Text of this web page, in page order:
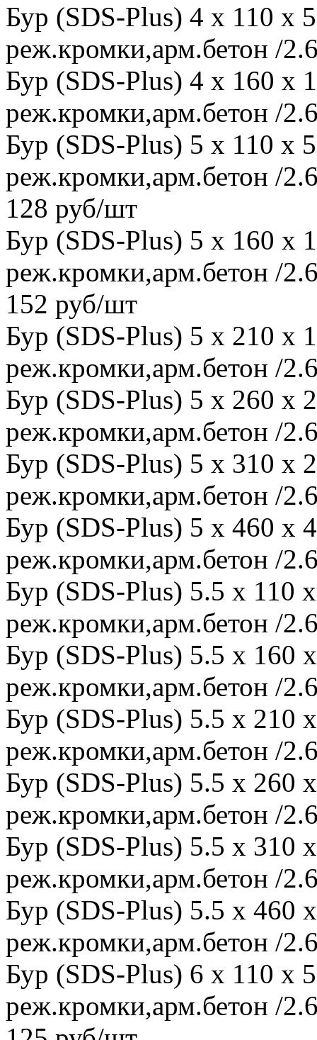
Бур (SDS-Plus) 4 x 110 x
реж.кромки,арм.бетон /
Бур (SDS-Plus) 4 x 160 x
реж.кромки,арм.бетон /
Бур (SDS-Plus) 5 x 110 x
реж.кромки,арм.бетон /
128 руб/шт
Бур (SDS-Plus) 5 x 160 x
реж.кромки,арм.бетон /
152 руб/шт
Бур (SDS-Plus) 5 x 210 x
реж.кромки,арм.бетон /
Бур (SDS-Plus) 5 x 260 x
реж.кромки,арм.бетон /
Бур (SDS-Plus) 5 x 310 x
реж.кромки,арм.бетон /
Бур (SDS-Plus) 5 x 460 x
реж.кромки,арм.бетон /
Бур (SDS-Plus) 5.5 x 110
реж.кромки,арм.бетон /
Бур (SDS-Plus) 5.5 x 160
реж.кромки,арм.бетон /
Бур (SDS-Plus) 5.5 x 210
реж.кромки,арм.бетон /
Бур (SDS-Plus) 5.5 x 260
реж.кромки,арм.бетон /
Бур (SDS-Plus) 5.5 x 310
реж.кромки,арм.бетон /
Бур (SDS-Plus) 5.5 x 460
реж.кромки,арм.бетон /
Бур (SDS-Plus) 6 x 110 x
реж.кромки,арм.бетон /